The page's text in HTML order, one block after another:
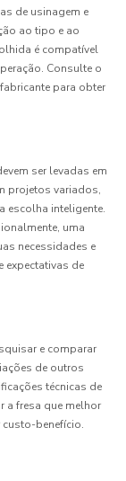
de usinagem e
ao tipo e ao
é compatível
Consulte o
para obter
ser levadas em
projetos variados,
escolha inteligente.
uma
necessidades e
expectativas de
e comparar
de outros
técnicas de
a fresa que melhor
custo-benefício.